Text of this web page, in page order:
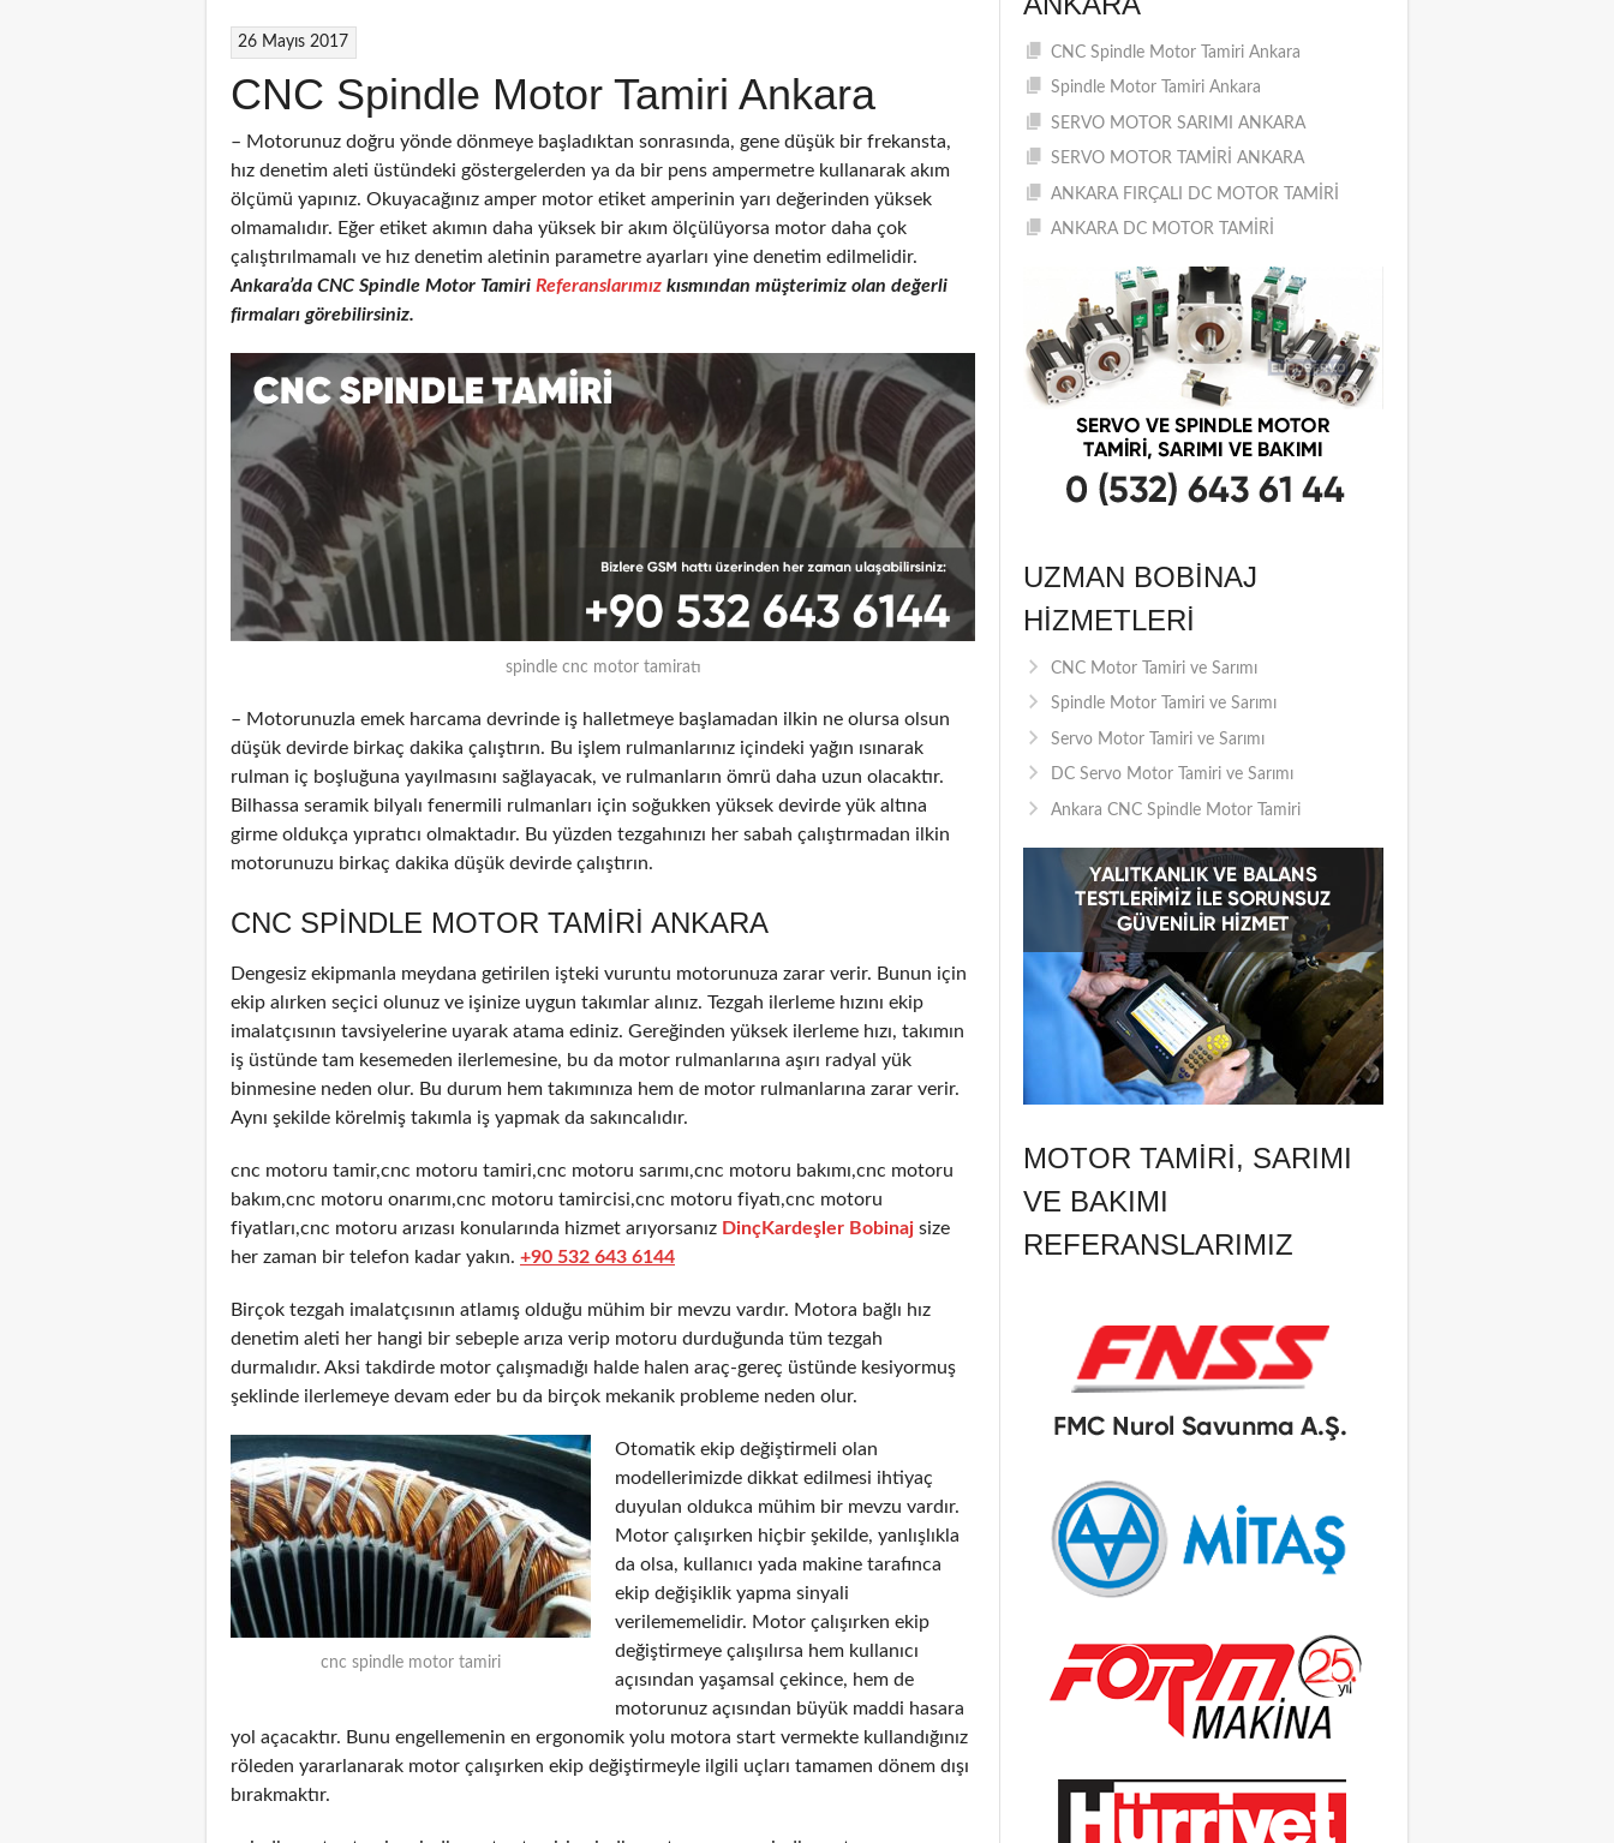
26 Mayıs 2017
CNC Spindle Motor Tamiri Ankara
– Motorunuz doğru yönde dönmeye başladıktan sonrasında, gene düşük bir frekansta,
hız denetim aleti üstündeki göstergelerden ya da bir pens ampermetre kullanarak akım
ölçümü yapınız. Okuyacağınız amper motor etiket amperinin yarı değerinden yüksek
olmamalıdır. Eğer etiket akımın daha yüksek bir akım ölçülüyorsa motor daha çok
çalıştırılmamalı ve hız denetim aletinin parametre ayarları yine denetim edilmelidir.
Ankara’da CNC Spindle Motor Tamiri Referanslarımız kısmından müşterimiz olan değerli
firmaları görebilirsiniz.
spindle cnc motor tamiratı
– Motorunuzla emek harcama devrinde iş halletmeye başlamadan ilkin ne olursa olsun
düşük devirde birkaç dakika çalıştırın. Bu işlem rulmanlarınız içindeki yağın ısınarak
rulman iç boşluğuna yayılmasını sağlayacak, ve rulmanların ömrü daha uzun olacaktır.
Bilhassa seramik bilyalı fenermili rulmanları için soğukken yüksek devirde yük altına
girme oldukça yıpratıcı olmaktadır. Bu yüzden tezgahınızı her sabah çalıştırmadan ilkin
motorunuzu birkaç dakika düşük devirde çalıştırın.
CNC SPINDLE MOTOR TAMIRI ANKARA
Dengesiz ekipmanla meydana getirilen işteki vuruntu motorunuza zarar verir. Bunun için
ekip alırken seçici olunuz ve işinize uygun takımlar alınız. Tezgah ilerleme hızını ekip
imalatçısının tavsiyelerine uyarak atama ediniz. Gereğinden yüksek ilerleme hızı, takımın
iş üstünde tam kesemeden ilerlemesine, bu da motor rulmanlarına aşırı radyal yük
binmesine neden olur. Bu durum hem takımınıza hem de motor rulmanlarına zarar verir.
Aynı şekilde körelmiş takımla iş yapmak da sakıncalıdır.
cnc motoru tamir,cnc motoru tamiri,cnc motoru sarımı,cnc motoru bakımı,cnc motoru
bakım,cnc motoru onarımı,cnc motoru tamircisi,cnc motoru fiyatı,cnc motoru
fiyatları,cnc motoru arızası konularında hizmet arıyorsanız DinçKardeşler Bobinaj size
her zaman bir telefon kadar yakın. +90 532 643 6144
Birçok tezgah imalatçısının atlamış olduğu mühim bir mevzu vardır. Motora bağlı hız
denetim aleti her hangi bir sebeple arıza verip motoru durduğunda tüm tezgah
durmalıdır. Aksi takdirde motor çalışmadığı halde halen araç-gereç üstünde kesiyormuş
şeklinde ilerlemeye devam eder bu da birçok mekanik probleme neden olur.
cnc spindle motor tamiri
Otomatik ekip değiştirmeli olan
modellerimizde dikkat edilmesi ihtiyaç
duyulan oldukca mühim bir mevzu vardır.
Motor çalışırken hiçbir şekilde, yanlışlıkla
da olsa, kullanıcı yada makine tarafınca
ekip değişiklik yapma sinyali
verilememelidir. Motor çalışırken ekip
değiştirmeye çalışılırsa hem kullanıcı
açısından yaşamsal çekince, hem de
motorunuz açısından büyük maddi hasara
yol açacaktır. Bunu engellemenin en ergonomik yolu motora start vermekte kullandığınız
röleden yararlanarak motor çalışırken ekip değiştirmeyle ilgili uçları tamamen dönem dışı
bırakmaktır.
CNC Spindle Motor Tamiri Ankara
Spindle Motor Tamiri Ankara
SERVO MOTOR SARIMI ANKARA
SERVO MOTOR TAMİRİ ANKARA
ANKARA FIRÇALI DC MOTOR TAMİRİ
ANKARA DC MOTOR TAMİRİ
UZMAN BOBINAJ
HIZMETLERI
CNC Motor Tamiri ve Sarımı
Spindle Motor Tamiri ve Sarımı
Servo Motor Tamiri ve Sarımı
DC Servo Motor Tamiri ve Sarımı
Ankara CNC Spindle Motor Tamiri
MOTOR TAMIRI, SARIMI
VE BAKIMI
REFERANSLARIMIZ